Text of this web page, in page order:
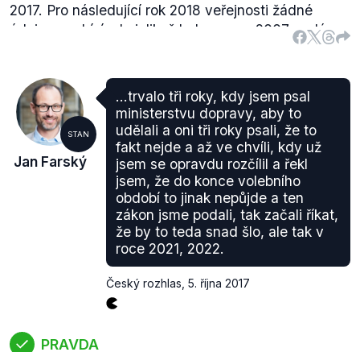
2017. Pro následující rok 2018 veřejnosti žádné
údaje nenabízí, ale jelikož bylo v roce 2007 vydáno
nejvíce řidičských průkazů v historii, bude se jednat
uvádí korektní počet dokladů.
STAN
Jan Farský
...trvalo tři roky, kdy jsem psal
ministerstvu dopravy, aby to
udělali a oni tři roky psali, že to
fakt nejde a až ve chvíli, kdy už
jsem se opravdu rozčílil a řekl
jsem, že do konce volebního
období to jinak nepůjde a ten
zákon jsme podali, tak začali říkat,
že by to teda snad šlo, ale tak v
roce 2021, 2022.
Český rozhlas 5. října 2017
PRAVDA